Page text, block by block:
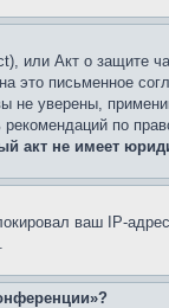
или Акт о защите
это письменное
не уверены,
по
акт не имеет
ваш IP-